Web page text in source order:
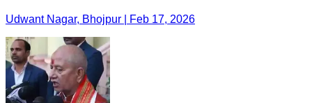
Udwant Nagar, Bhojpur | Feb 17, 2026